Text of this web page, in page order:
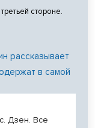
стороне.
рассказывает
в самой
Дзен. Все